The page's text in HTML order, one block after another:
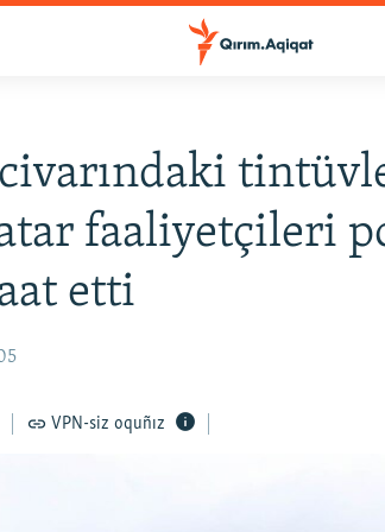
faaliyetçileri
etti
VPN-siz oquñız